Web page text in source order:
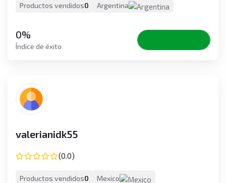
Productos vendidos0 Argentina
0%
Índice de éxito
valerianidk55
(0.0)
Productos vendidos0 Mexico